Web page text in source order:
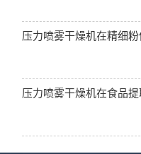
压力喷雾干燥机在精细粉
压力喷雾干燥机在食品提